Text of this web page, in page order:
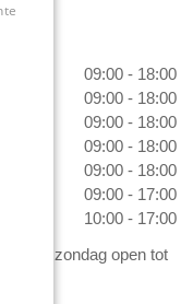
09:00 - 18:00
09:00 - 18:00
09:00 - 18:00
09:00 - 18:00
09:00 - 18:00
09:00 - 17:00
10:00 - 17:00
t/m zondag open tot